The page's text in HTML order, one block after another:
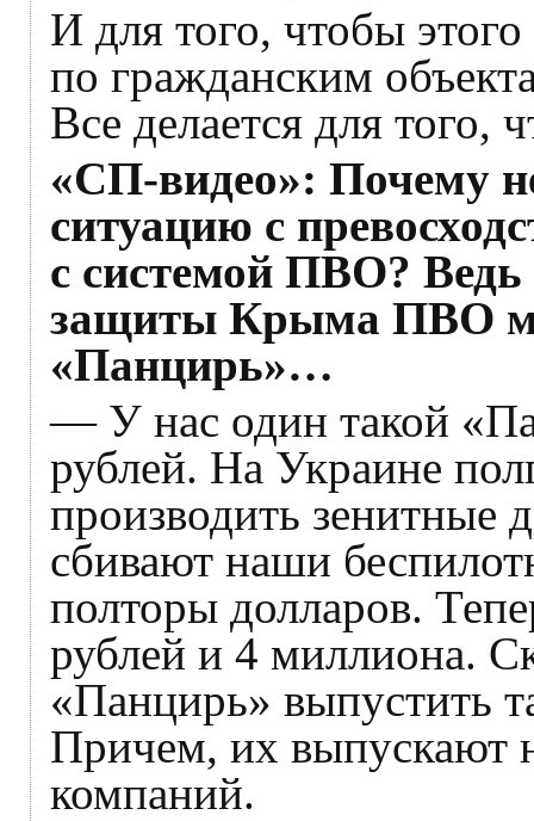
И для того, чтобы
по гражданским
Все делается для того,
«СП-видео»: Почему
ситуацию с
с системой ПВО?
защиты Крыма ПВО
«Панцирь»…
— У нас один такой
рублей. На Украине
производить
сбивают наши
полторы долларов.
рублей и 4 миллиона.
«Панцирь» выпустить
Причем, их выпускают
компаний.